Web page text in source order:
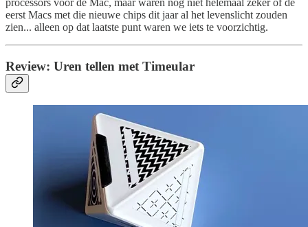
processors voor de Mac, maar waren nog niet helemaal zeker of de
eerst Macs met die nieuwe chips dit jaar al het levenslicht zouden
zien... alleen op dat laatste punt waren we iets te voorzichtig.
Review: Uren tellen met Timeular